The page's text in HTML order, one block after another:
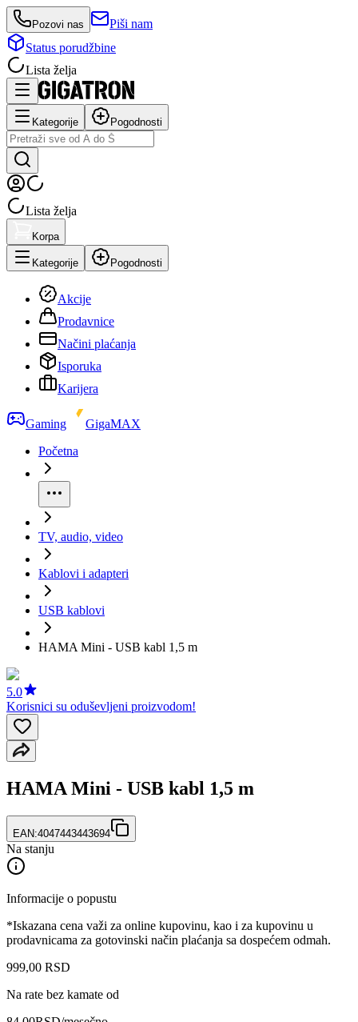
Pozovi nas
Piši nam
Status porudžbine
Lista želja
Kategorije Pogodnosti
Lista želja
Korpa
Kategorije Pogodnosti
Akcije
Prodavnice
Načini plaćanja
Isporuka
Karijera
Gaming
GigaMAX
Početna
TV, audio, video
Kablovi i adapteri
USB kablovi
HAMA Mini - USB kabl 1,5 m
5.0
Korisnici su oduševljeni proizvodom!
HAMA Mini - USB kabl 1,5 m
EAN:4047443443694
Na stanju
Informacije o popustu
*Iskazana cena važi za online kupovinu, kao i za kupovinu u
prodavnicama za gotovinski način plaćanja sa dospećem odmah.
999,00 RSD
Na rate bez kamate od